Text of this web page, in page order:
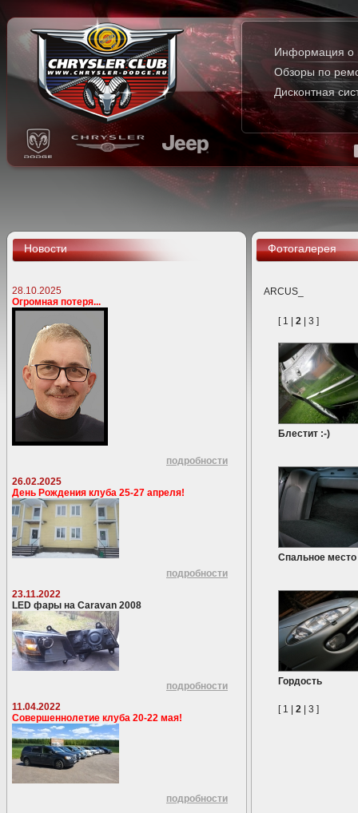
Информация о
Обзоры по
Дисконтная
Новости
28.10.2025
Огромная потеря...
подробности
26.02.2025
День Рождения клуба 25-27 апреля!
подробности
23.11.2022
LED фары на Caravan 2008
подробности
11.04.2022
Совершеннолетие клуба 20-22 мая!
подробности
Фотогалерея
ARCUS_
[ 1 2 3 ]
Блестит :-)
Спальное место
Гордость
[ 1 2 3 ]